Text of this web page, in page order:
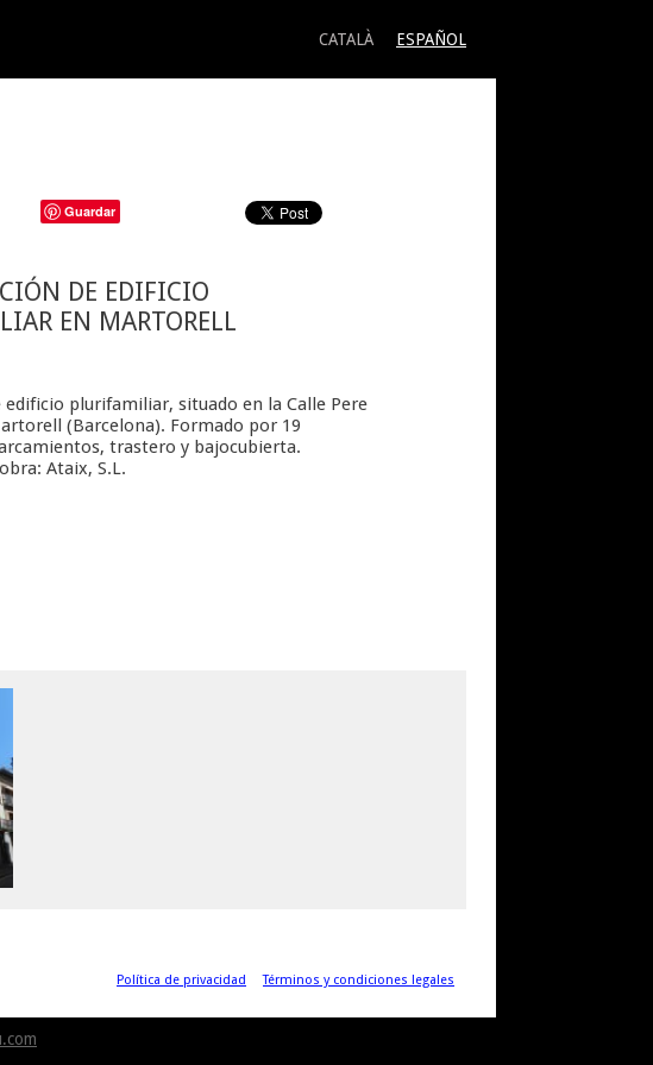
CATALÀ ESPAÑOL
Guardar
DE EDIFICIO
EN MARTORELL
edificio plurifamiliar, situado en la Calle Pere
(Barcelona). Formado por 19
trastero y bajocubierta.
Ataix, S.L.
Política de privacidad Términos y condiciones legales